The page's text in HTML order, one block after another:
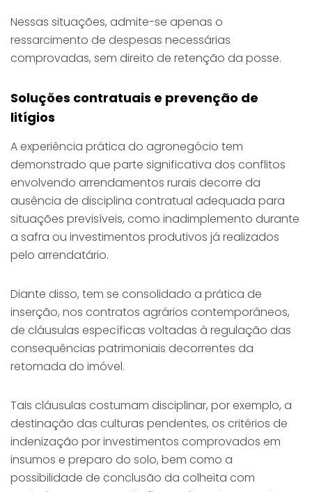
Nessas situações, admite-se apenas o
ressarcimento de despesas necessárias
comprovadas, sem direito de retenção da posse.
Soluções contratuais e prevenção de
litígios
A experiência prática do agronegócio tem
demonstrado que parte significativa dos conflitos
envolvendo arrendamentos rurais decorre da
ausência de disciplina contratual adequada para
situações previsíveis, como inadimplemento durante
a safra ou investimentos produtivos já realizados
pelo arrendatário.
Diante disso, tem se consolidado a prática de
inserção, nos contratos agrários contemporâneos,
de cláusulas específicas voltadas à regulação das
consequências patrimoniais decorrentes da
retomada do imóvel.
Tais cláusulas costumam disciplinar, por exemplo, a
destinação das culturas pendentes, os critérios de
indenização por investimentos comprovados em
insumos e preparo do solo, bem como a
possibilidade de conclusão da colheita com